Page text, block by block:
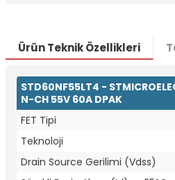
Ürün Teknik Özellikleri
STD60NF55LT4 -
N-CH 55V 60A DPAK
FET Tipi
Teknoloji
Drain Source Gerilimi (Vdss)